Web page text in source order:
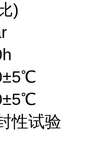
)
性试验